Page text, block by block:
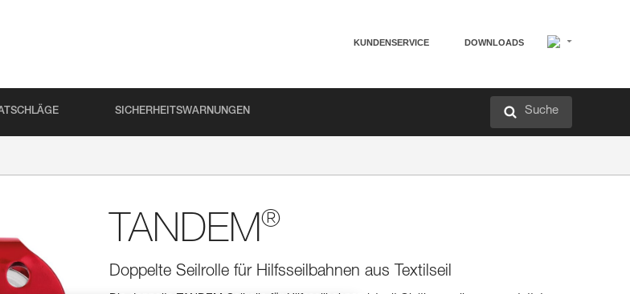
KUNDENSERVICE DOWNLOADS
SICHERHEITSWARNUNGEN Suche
TANDEM®
Doppelte Seilrolle für Hilfsseilbahnen aus Textilseil